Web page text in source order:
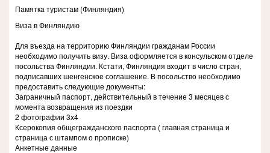
Памятка туристам (Финляндия)
Виза в Финляндию
Для въезда на территорию Финляндии гражданам России
необходимо получить визу. Виза оформляется в консульском отделе
посольства Финляндии. Кстати, Финляндия входит в число стран,
подписавших шенгенское соглашение. В посольство необходимо
предоставить следующие документы:
Заграничный паспорт, действительный в течение 3 месяцев с
момента возвращения из поездки
2 фотографии 3х4
Ксерокопия общегражданского паспорта ( главная страница и
страница с штампом о прописке)
Анкетные данные